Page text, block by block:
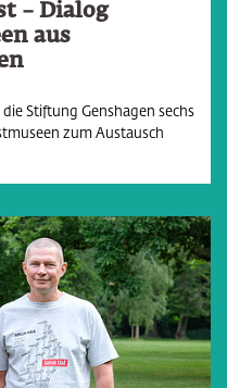
– Dialog
aus
Stiftung Genshagen sechs
zum Austausch